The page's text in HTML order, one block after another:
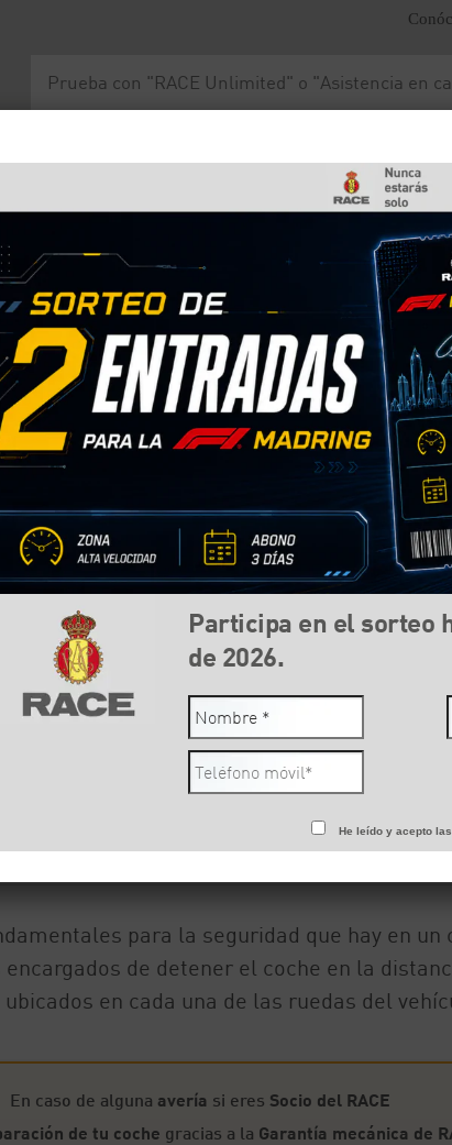
fading en los frenos de un coche?
fading en los
para que trabajen a cierta
las consecuencias piezas como los discos
frenos. Sigue estos consejos para evitar
para la seguridad que hay en un
de detener el coche en la
en cada una de las ruedas del
En caso de alguna avería si eres Socio del RACE
de tu coche gracias a la Garantía mecánica de
Participa en el sorteo
de 2026.
He leído y acepto